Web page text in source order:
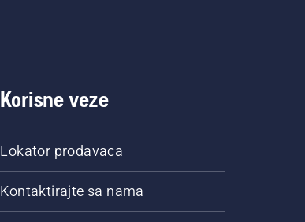
Korisne veze
Lokator prodavaca
Kontaktirajte sa nama